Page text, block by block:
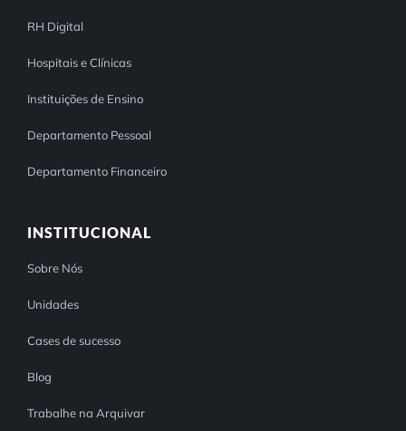
RH Digital
Hospitais e Clínicas
Instituições de Ensino
Departamento Pessoal
Departamento Financeiro
INSTITUCIONAL
Sobre Nós
Unidades
Cases de sucesso
Blog
Trabalhe na Arquivar